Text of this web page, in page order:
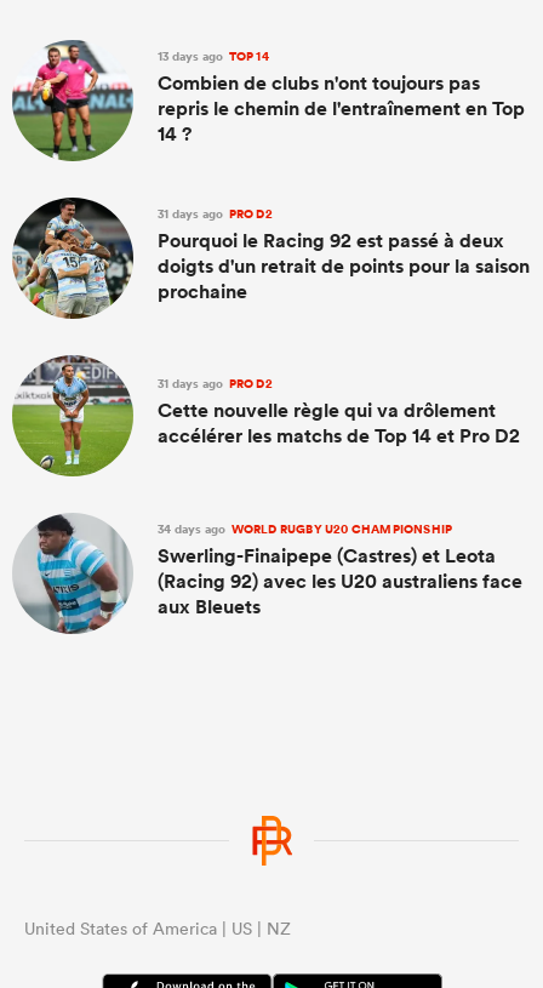
13 days ago TOP 14
Combien de clubs n'ont toujours pas
repris le chemin de l'entraînement en Top
14 ?
31 days ago PRO D2
Pourquoi le Racing 92 est passé à deux
doigts d'un retrait de points pour la saison
prochaine
31 days ago PRO D2
Cette nouvelle règle qui va drôlement
accélérer les matchs de Top 14 et Pro D2
34 days ago WORLD RUGBY U20 CHAMPIONSHIP
Swerling-Finaipepe (Castres) et Leota
(Racing 92) avec les U20 australiens face
aux Bleuets
United States of America | US | NZ